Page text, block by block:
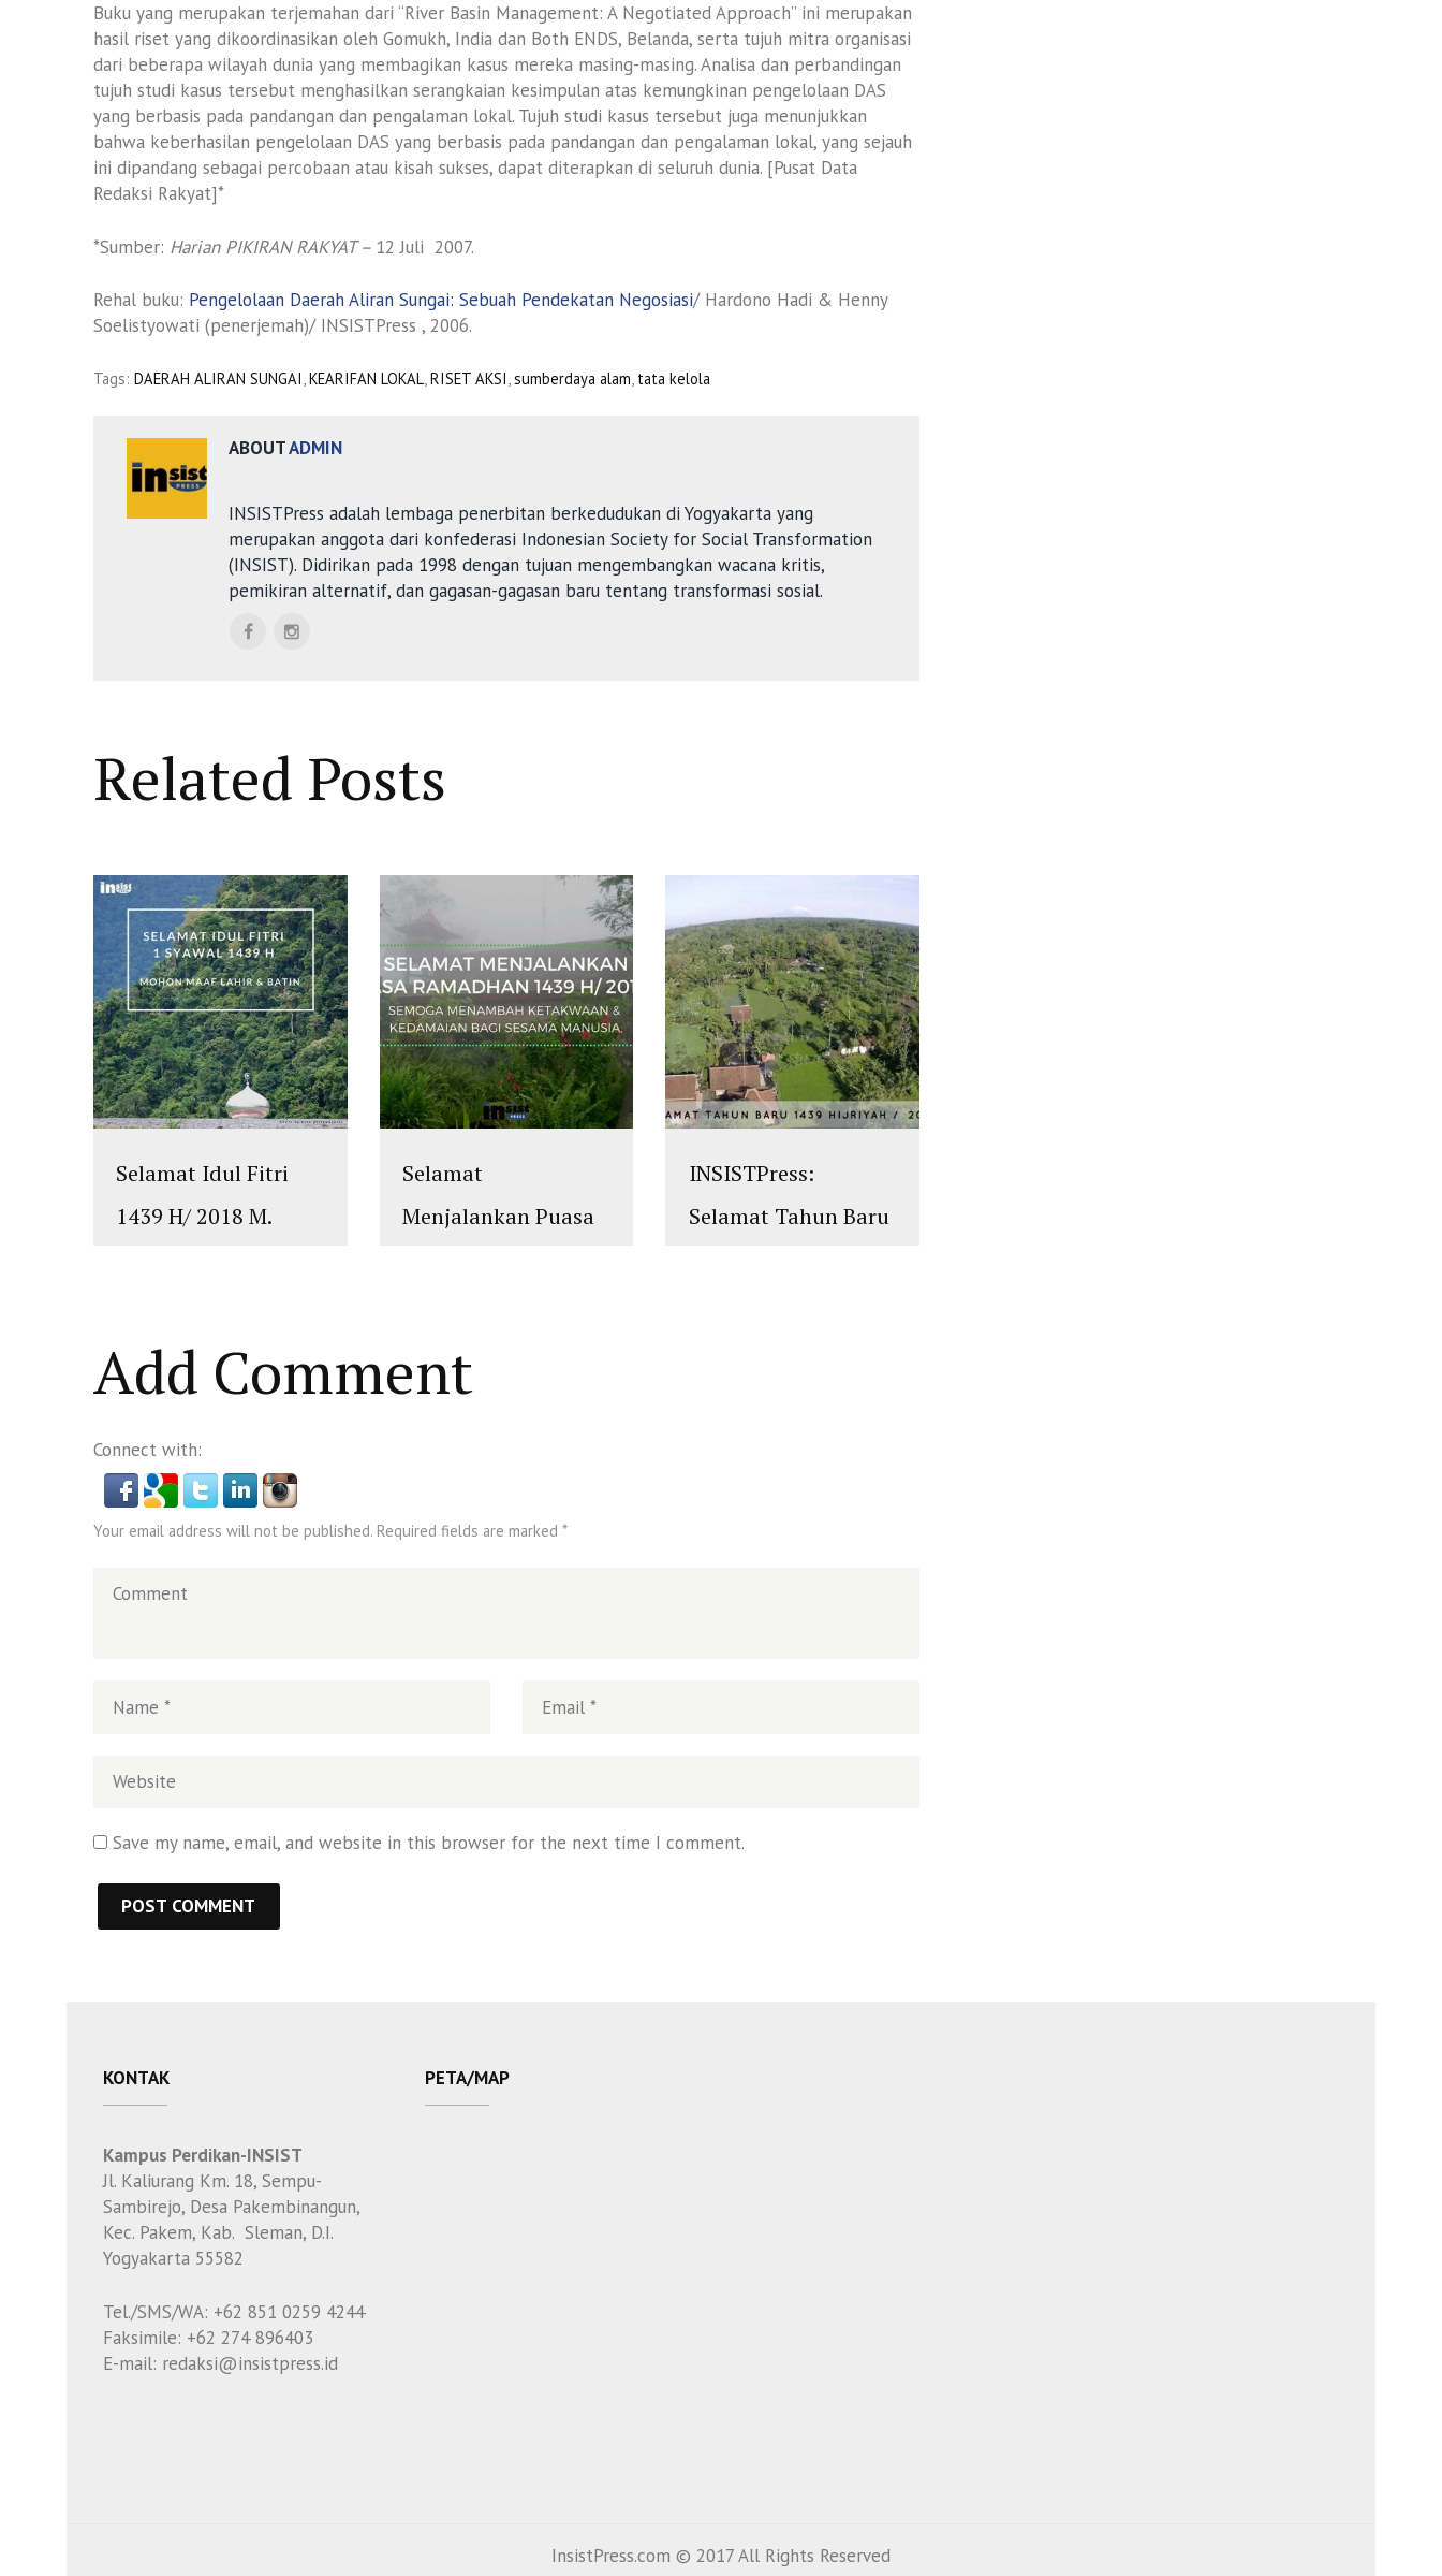
Buku yang merupakan terjemahan dari “River Basin Management: A Negotiated Approach” ini merupakan
hasil riset yang dikoordinasikan oleh Gomukh, India dan Both ENDS, Belanda, serta tujuh mitra organisasi
dari beberapa wilayah dunia yang membagikan kasus mereka masing-masing. Analisa dan perbandingan
tujuh studi kasus tersebut menghasilkan serangkaian kesimpulan atas kemungkinan pengelolaan DAS
yang berbasis pada pandangan dan pengalaman lokal. Tujuh studi kasus tersebut juga menunjukkan
bahwa keberhasilan pengelolaan DAS yang berbasis pada pandangan dan pengalaman lokal, yang sejauh
ini dipandang sebagai percobaan atau kisah sukses, dapat diterapkan di seluruh dunia. [Pusat Data
Redaksi Rakyat]*
*Sumber: Harian PIKIRAN RAKYAT – 12 Juli 2007.
Rehal buku: Pengelolaan Daerah Aliran Sungai: Sebuah Pendekatan Negosiasi/ Hardono Hadi & Henny
Soelistyowati (penerjemah)/ INSISTPress , 2006.
Tags: DAERAH ALIRAN SUNGAI KEARIFAN LOKAL RISET AKSI sumberdaya alam tata kelola
ABOUTADMIN
INSISTPress adalah lembaga penerbitan berkedudukan di Yogyakarta yang
merupakan anggota dari konfederasi Indonesian Society for Social Transformation
(INSIST). Didirikan pada 1998 dengan tujuan mengembangkan wacana kritis,
pemikiran alternatif, dan gagasan-gagasan baru tentang transformasi sosial.
Related Posts
Selamat Idul Fitri
1439 H/ 2018 M.
Selamat
Menjalankan Puasa
INSISTPress:
Selamat Tahun Baru
Add Comment
Connect with:
Your email address will not be published. Required fields are marked *
Save my name, email, and website in this browser for the next time I comment.
KONTAK
Kampus Perdikan-INSIST
Jl. Kaliurang Km. 18, Sempu-
Sambirejo, Desa Pakembinangun,
Kec. Pakem, Kab. Sleman, D.I.
Yogyakarta 55582
Tel./SMS/WA: +62 851 0259 4244
Faksimile: +62 274 896403
E-mail: redaksi@insistpress.id
PETA/MAP
InsistPress.com © 2017 All Rights Reserved